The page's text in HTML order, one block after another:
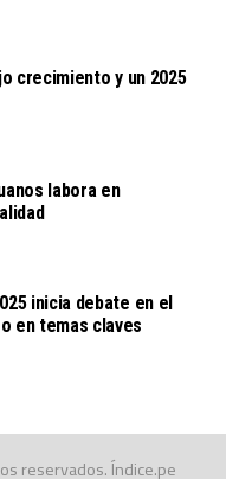
crecimiento y un 2025
labora en
inicia debate en el
en temas claves
reservados. Índice.pe